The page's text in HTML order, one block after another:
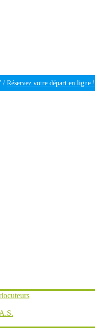
/ Réservez votre départ en ligne !